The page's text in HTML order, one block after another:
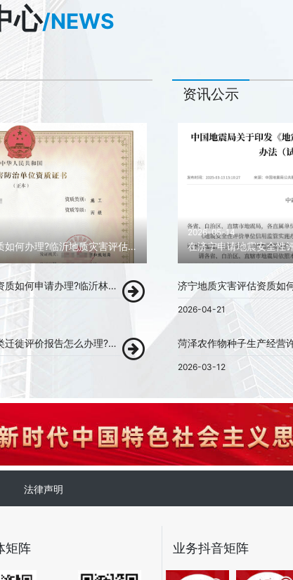
心/NEWS
临沂地质灾害评估资质如何办理?临沂地质灾害评估资质代办!
临沂林业调查规划设计资质如何申请办理?临沂林业调查规划设计资质代办!
菏泽野生动植物、候鸟类迁徙评价报告怎么办理?菏泽野生动植物、候鸟类迁徙评价报告代办!
资讯公示
2026-05-14
2026-04-21
2026-03-12
法律声明
矩阵 业务抖音矩阵